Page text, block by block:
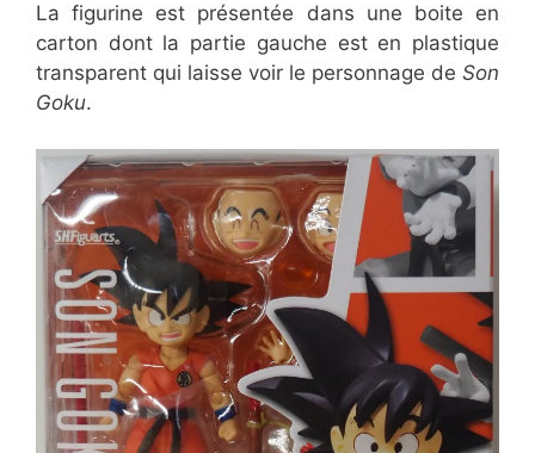
La figurine est présentée dans une boite en
carton dont la partie gauche est en plastique
transparent qui laisse voir le personnage de Son
Goku.